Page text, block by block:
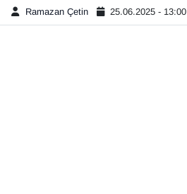
Ramazan Çetin 25.06.2025 - 13:00
En çok konuşulanlar